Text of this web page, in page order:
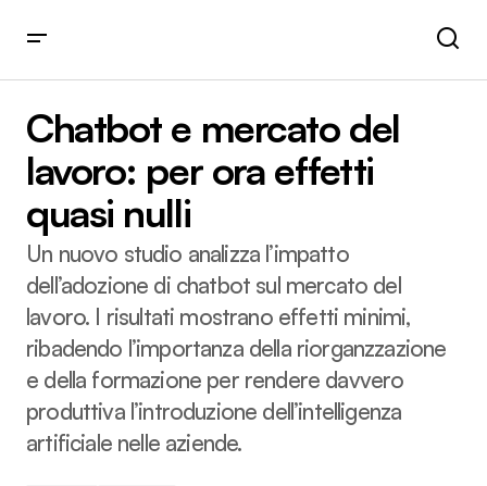
Chatbot e mercato del
lavoro: per ora effetti
quasi nulli
Un nuovo studio analizza l’impatto
dell’adozione di chatbot sul mercato del
lavoro. I risultati mostrano effetti minimi,
ribadendo l’importanza della riorganzzazione
e della formazione per rendere davvero
produttiva l’introduzione dell’intelligenza
artificiale nelle aziende.